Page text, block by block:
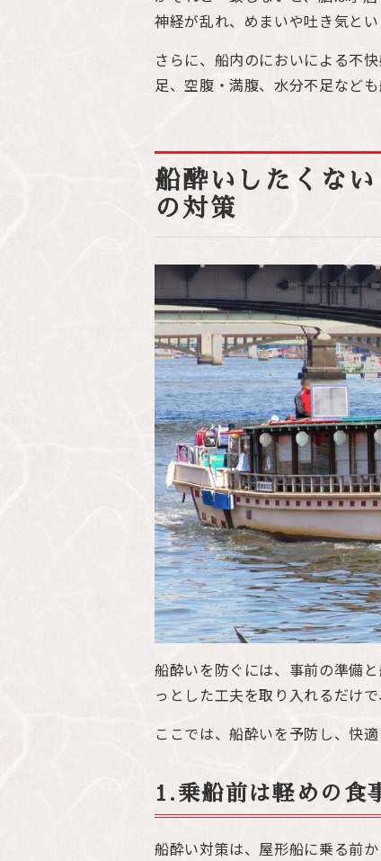
神経が乱れ、めまいや吐き気とい
さらに、船内のにおいによる不
足、空腹・満腹、水分不足など
船酔いしたくな
の対策
船酔いを防ぐには、事前の準備
っとした工夫を取り入れるだけ
ここでは、船酔いを予防し、快
1.乗船前は軽めの食
船酔い対策は、屋形船に乗る前